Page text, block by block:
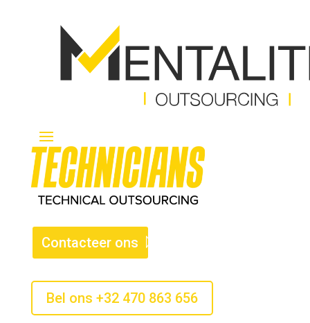
Contacteer ons
Bel ons +32 470 863 656